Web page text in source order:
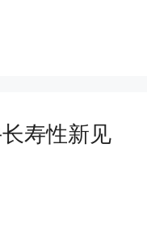
寿性新见